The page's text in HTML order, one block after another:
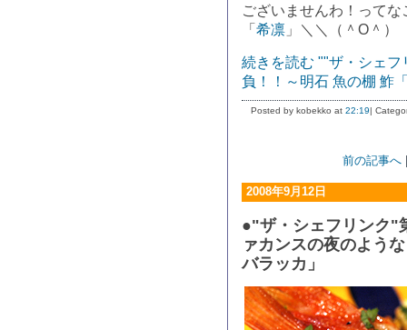
ございませんわ！って
「 希凛 」＼＼（＾O＾）
続きを読む ""ザ・シェ
負！！～明石 魚の棚 鮓
Posted by kobekko at 22:19|
前の記事へ
2008年9月12日
●"ザ・シェフリンク"
ァカンスの夜のよう
バラッカ」